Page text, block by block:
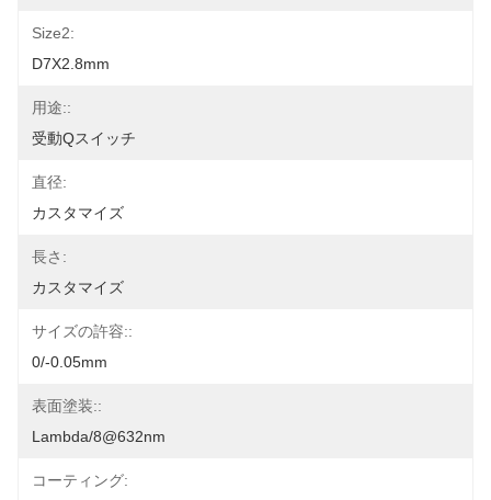
Size2:
D7X2.8mm
用途::
受動Qスイッチ
直径:
カスタマイズ
長さ:
カスタマイズ
サイズの許容::
0/-0.05mm
表面塗装::
Lambda/8@632nm
コーティング: